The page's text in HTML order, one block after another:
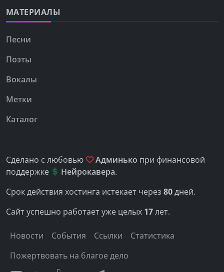
МАТЕРИАЛЫ
Песни
Поэты
Вокалы
Метки
Каталог
Сделано с любовью Админько при финансовой
поддержке
Нейрокавера.
Срок действия хостинга истекает через 80дней.
Сайт успешно работает уже целых 17лет.
Новости События Ссылки
Статистика
Пожертвовать на благое дело